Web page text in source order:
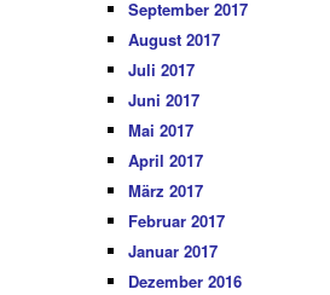
September 2017
August 2017
Juli 2017
Juni 2017
Mai 2017
April 2017
März 2017
Februar 2017
Januar 2017
Dezember 2016